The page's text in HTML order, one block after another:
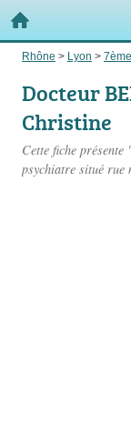
Rhône > Lyon > 7ème
Docteur
Christine
Cette fiche
psychiatre situé rue